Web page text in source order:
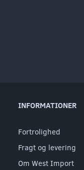
INFORMATIONER
Fortrolighed
Fragt og levering
Om West Import